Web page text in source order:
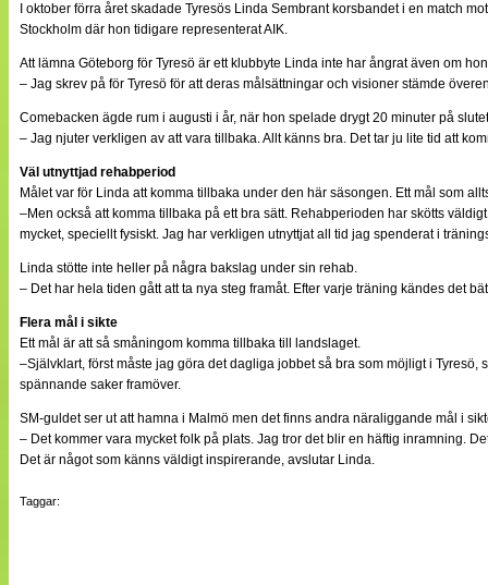
Bloggar
Lagen
Cuper
Medlemsbilder
Till klubbkassan
NÄTverket
Split vision
Om oss
Annonsera
Statistik
Kontakt
I oktober förra året skadade Tyresös Linda Sembrant korsbandet i en match
Stockholm där hon tidigare representerat AIK.
Att lämna Göteborg för Tyresö är ett klubbyte Linda inte har ångrat även om
– Jag skrev på för Tyresö för att deras målsättningar och visioner stämde
Comebacken ägde rum i augusti i år, när hon spelade drygt 20 minuter på
– Jag njuter verkligen av att vara tillbaka. Allt känns bra. Det tar ju lite tid att
Väl utnyttjad rehabperiod
Målet var för Linda att komma tillbaka under den här säsongen. Ett mål som
–Men också att komma tillbaka på ett bra sätt. Rehabperioden har skötts
mycket, speciellt fysiskt. Jag har verkligen utnyttjat all tid jag spenderat i
Linda stötte inte heller på några bakslag under sin rehab.
– Det har hela tiden gått att ta nya steg framåt. Efter varje träning kändes det
Flera mål i sikte
Ett mål är att så småningom komma tillbaka till landslaget.
–Självklart, först måste jag göra det dagliga jobbet så bra som möjligt i
spännande saker framöver.
SM-guldet ser ut att hamna i Malmö men det finns andra näraliggande mål i
– Det kommer vara mycket folk på plats. Jag tror det blir en häftig inramning.
Det är något som känns väldigt inspirerande, avslutar Linda.
Taggar: